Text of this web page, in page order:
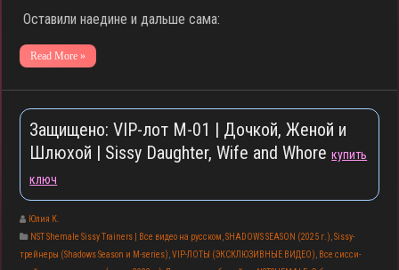
Оставили наедине и дальше сама:
Read More »
Защищено: VIP-лот M-01 | Дочкой, Женой и
Шлюхой | Sissy Daughter, Wife and Whoreкупить
ключ
Юлия К.
NST Shemale Sissy Trainers | Все видео на русском,SHADOWS SEASON (2025 г.),Sissy-
трейнеры (Shadows Season и M-series),VIP-ЛОТЫ (ЭКСКЛЮЗИВНЫЕ ВИДЕО), Все сисси-